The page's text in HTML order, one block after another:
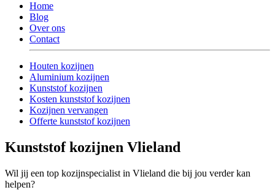
Home
Blog
Over ons
Contact
Houten kozijnen
Aluminium kozijnen
Kunststof kozijnen
Kosten kunststof kozijnen
Kozijnen vervangen
Offerte kunststof kozijnen
Kunststof kozijnen Vlieland
Wil jij een top kozijnspecialist in Vlieland die bij jou verder kan
helpen?